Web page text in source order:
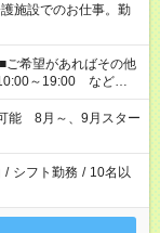
施設でのお仕事。勤
～19:00 など
残業はしたくない」
します！ ※Wワ
勤務時間と、もう1つ
える場合は応募でき
能 8月～、9月スター
/ シフト勤務 / 10名以